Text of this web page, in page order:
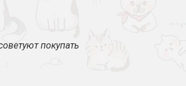
покупать